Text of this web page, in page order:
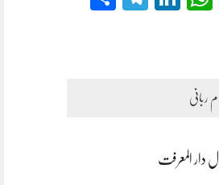
ربانی
دار المعرفت